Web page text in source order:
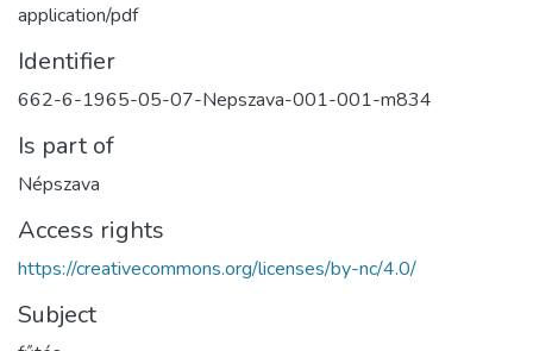
application/pdf
Identifier
662-6-1965-05-07-Nepszava-001-001-m834
Is part of
Népszava
Access rights
https://creativecommons.org/licenses/by-nc/4.0/
Subject